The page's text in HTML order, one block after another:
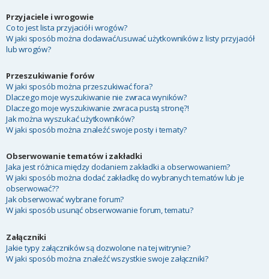
Przyjaciele i wrogowie
Co to jest lista przyjaciół i wrogów?
W jaki sposób można dodawać/usuwać użytkowników z listy przyjaciół
lub wrogów?
Przeszukiwanie forów
W jaki sposób można przeszukiwać fora?
Dlaczego moje wyszukiwanie nie zwraca wyników?
Dlaczego moje wyszukiwanie zwraca pustą stronę?!
Jak można wyszukać użytkowników?
W jaki sposób można znaleźć swoje posty i tematy?
Obserwowanie tematów i zakładki
Jaka jest różnica między dodaniem zakładki a obserwowaniem?
W jaki sposób można dodać zakładkę do wybranych tematów lub je
obserwować??
Jak obserwować wybrane forum?
W jaki sposób usunąć obserwowanie forum, tematu?
Załączniki
Jakie typy załączników są dozwolone na tej witrynie?
W jaki sposób można znaleźć wszystkie swoje załączniki?